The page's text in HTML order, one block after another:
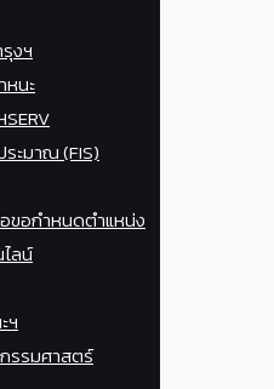
งฯ
หนะ
ะมาณ (FIS)
ขอกำหนดตำแหน่ง
ลน์
ฯ
รรมศาสตร์